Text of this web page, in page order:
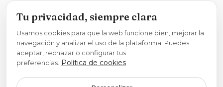
Tu privacidad, siempre clara
Usamos cookies para que la web funcione bien, mejorar la
navegación y analizar el uso de la plataforma. Puedes
aceptar, rechazar o configurar tus
preferencias. Política de cookies
Anfitriones
Hazte anfitrión
Planes para anfitriones
Cómo publicar un alojamiento
Haz que tu alojamiento destaque